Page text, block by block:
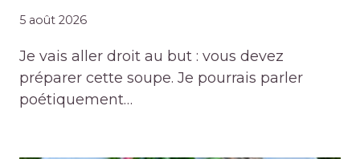
5 août 2026
Je vais aller droit au but : vous devez
préparer cette soupe. Je pourrais parler
poétiquement…